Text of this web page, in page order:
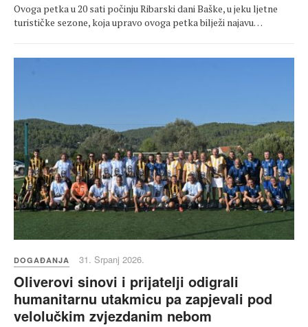
Ovoga petka u 20 sati počinju Ribarski dani Baške, u jeku ljetne
turističke sezone, koja upravo ovoga petka bilježi najavu…
DOGAĐANJA 31. Srpanj 2026.
Oliverovi sinovi i prijatelji odigrali
humanitarnu utakmicu pa zapjevali pod
velolučkim zvjezdanim nebom